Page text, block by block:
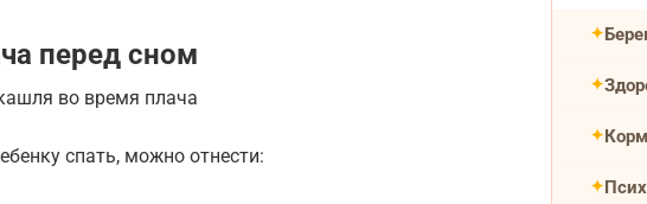
перед сном
во время плача
спать, можно отнести: